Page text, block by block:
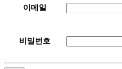
이메일
비밀번호